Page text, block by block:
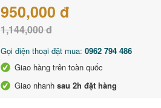
950,000 đ
1,144,000 đ
Gọi điện thoại đặt mua: 0962 794 486
Giao hàng trên toàn quốc
Giao nhanh sau 2h đặt hàng